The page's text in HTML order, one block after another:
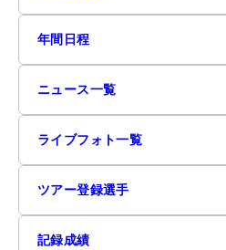
年間日程
ニュース一覧
ライブフォト一覧
ツアー登録選手
記録成績